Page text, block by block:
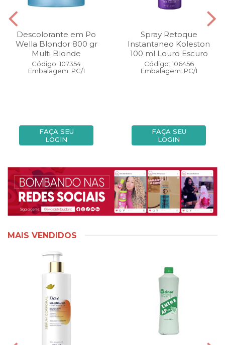
Descolorante em Po
Wella Blondor 800 gr
Multi Blonde
Código: 107354
Embalagem: PC/1
FAÇA SEU
LOGIN
Spray Retoque
Instantaneo Koleston
100 ml Louro Escuro
Código: 106456
Embalagem: PC/1
FAÇA SEU
LOGIN
MAIS VENDIDOS